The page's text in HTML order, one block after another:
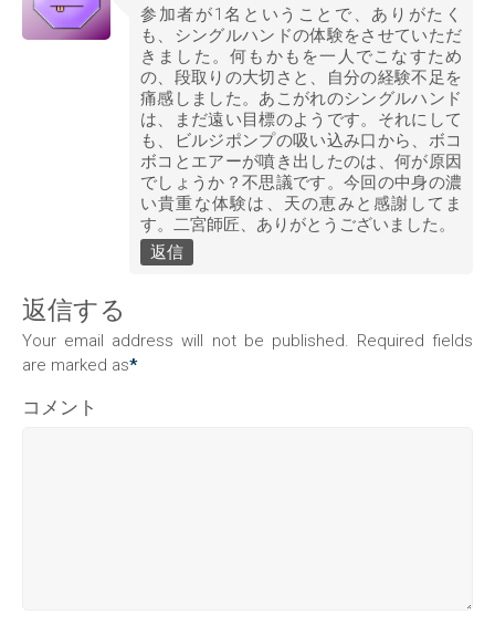
参加者が1名ということで、ありがたく
も、シングルハンドの体験をさせていただ
きました。何もかもを一人でこなすため
の、段取りの大切さと、自分の経験不足を
痛感しました。あこがれのシングルハンド
は、まだ遠い目標のようです。それにして
も、ビルジポンプの吸い込み口から、ボコ
ボコとエアーが噴き出したのは、何が原因
でしょうか？不思議です。今回の中身の濃
い貴重な体験は、天の恵みと感謝してま
す。二宮師匠、ありがとうございました。
返信
返信する
Your email address will not be published. Required fields
are marked as*
コメント